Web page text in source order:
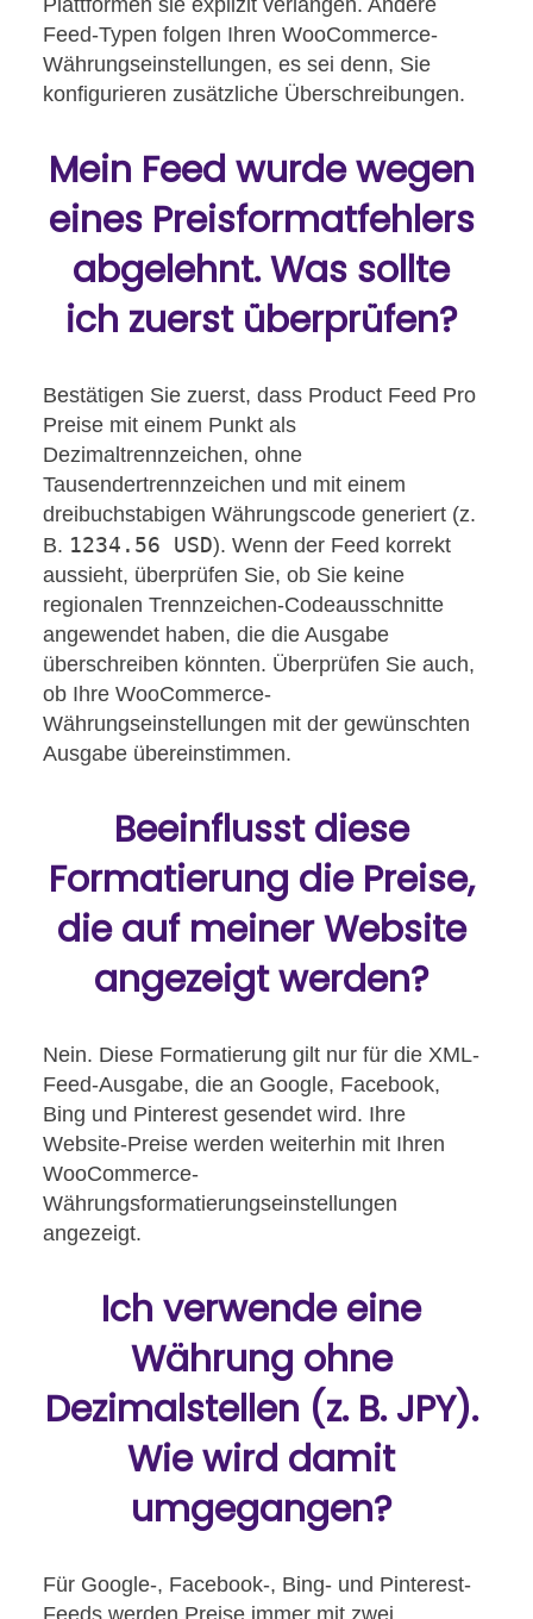
Feed-Typen folgen Ihren WooCommerce-
Währungseinstellungen, es sei denn, Sie
konfigurieren zusätzliche Überschreibungen.
Mein Feed wurde wegen
eines Preisformatfehlers
abgelehnt. Was sollte
ich zuerst überprüfen?
Bestätigen Sie zuerst, dass Product Feed Pro
Preise mit einem Punkt als
Dezimaltrennzeichen, ohne
Tausendertrennzeichen und mit einem
dreibuchstabigen Währungscode generiert (z.
B. 1234.56 USD). Wenn der Feed korrekt
aussieht, überprüfen Sie, ob Sie keine
regionalen Trennzeichen-Codeausschnitte
angewendet haben, die die Ausgabe
überschreiben könnten. Überprüfen Sie auch,
ob Ihre WooCommerce-
Währungseinstellungen mit der gewünschten
Ausgabe übereinstimmen.
Beeinflusst diese
Formatierung die Preise,
die auf meiner Website
angezeigt werden?
Nein. Diese Formatierung gilt nur für die XML-
Feed-Ausgabe, die an Google, Facebook,
Bing und Pinterest gesendet wird. Ihre
Website-Preise werden weiterhin mit Ihren
WooCommerce-
Währungsformatierungseinstellungen
angezeigt.
Ich verwende eine
Währung ohne
Dezimalstellen (z. B. JPY).
Wie wird damit
umgegangen?
Für Google-, Facebook-, Bing- und Pinterest-
Feeds werden Preise immer mit zwei